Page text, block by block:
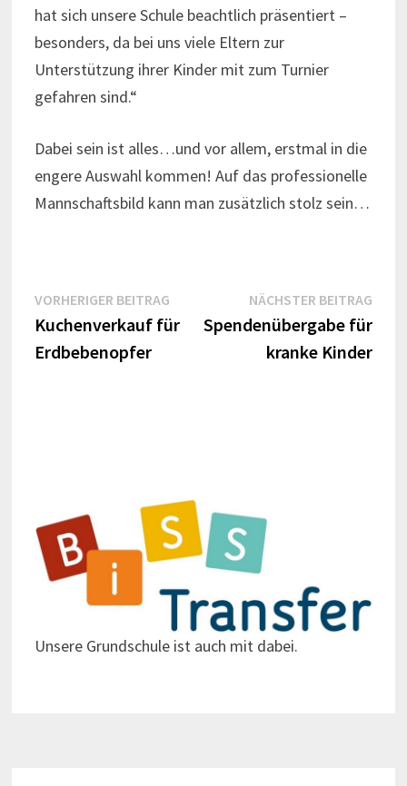
hat sich unsere Schule beachtlich präsentiert –
besonders, da bei uns viele Eltern zur
Unterstützung ihrer Kinder mit zum Turnier
gefahren sind.“
Dabei sein ist alles…und vor allem, erstmal in die
engere Auswahl kommen! Auf das professionelle
Mannschaftsbild kann man zusätzlich stolz sein…
Beitrags-
Navigation
VORHERIGER BEITRAGVorheriger
Beitrag:
Kuchenverkauf für
Erdbebenopfer
NÄCHSTER BEITRAG
Spendenübergabe für
kranke Kinder
Unsere Grundschule ist auch mit dabei.